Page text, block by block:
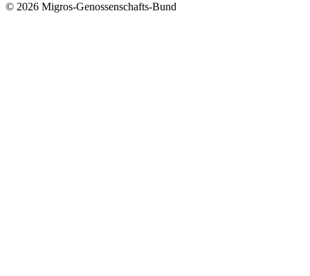
© 2026 Migros-Genossenschafts-Bund